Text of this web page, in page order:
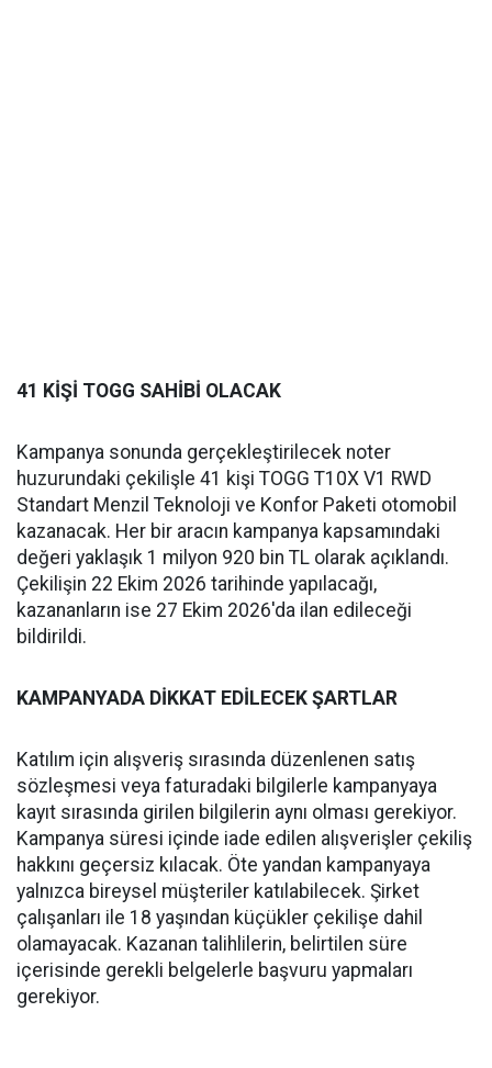
41 KİŞİ TOGG SAHİBİ OLACAK
Kampanya sonunda gerçekleştirilecek noter
huzurundaki çekilişle 41 kişi TOGG T10X V1 RWD
Standart Menzil Teknoloji ve Konfor Paketi otomobil
kazanacak. Her bir aracın kampanya kapsamındaki
değeri yaklaşık 1 milyon 920 bin TL olarak açıklandı.
Çekilişin 22 Ekim 2026 tarihinde yapılacağı,
kazananların ise 27 Ekim 2026'da ilan edileceği
bildirildi.
KAMPANYADA DİKKAT EDİLECEK ŞARTLAR
Katılım için alışveriş sırasında düzenlenen satış
sözleşmesi veya faturadaki bilgilerle kampanyaya
kayıt sırasında girilen bilgilerin aynı olması gerekiyor.
Kampanya süresi içinde iade edilen alışverişler çekiliş
hakkını geçersiz kılacak. Öte yandan kampanyaya
yalnızca bireysel müşteriler katılabilecek. Şirket
çalışanları ile 18 yaşından küçükler çekilişe dahil
olamayacak. Kazanan talihlilerin, belirtilen süre
içerisinde gerekli belgelerle başvuru yapmaları
gerekiyor.